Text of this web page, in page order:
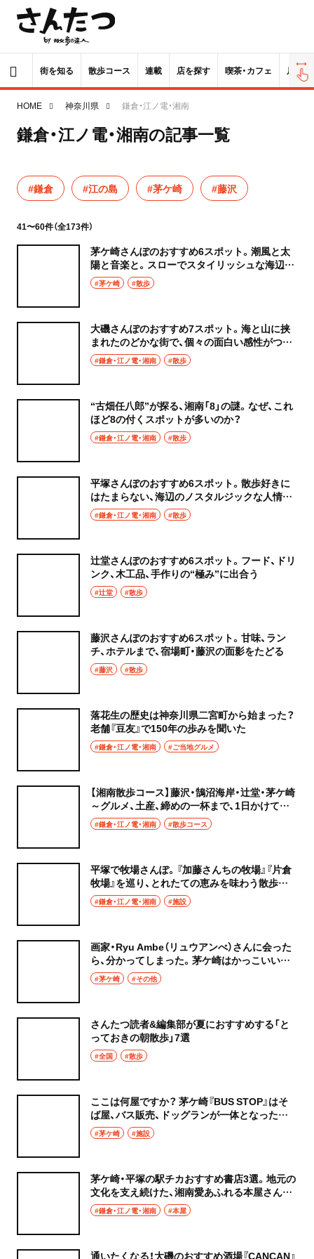
街を知る 散歩コース 連載 店を探す 喫茶・カフェ 居酒屋
HOME 神奈川県 鎌倉・江ノ電・湘南
鎌倉・江ノ電・湘南の記事一覧
#鎌倉 #江の島 #茅ケ崎 #藤沢
41〜60件（全173件）
茅ケ崎さんぽのおすすめ6スポット。潮風と太
陽と音楽と。スローでスタイリッシュな海辺の
街へ
#茅ケ崎 #散歩
大磯さんぽのおすすめ7スポット。海と山に挟
まれたのどかな街で、個々の面白い感性がつな
ぐ輪
#鎌倉・江ノ電・湘南 #散歩
“古畑任八郎”が探る、湘南「8」の謎。なぜ、これ
ほど8の付くスポットが多いのか？
#鎌倉・江ノ電・湘南 #散歩
平塚さんぽのおすすめ6スポット。散歩好きに
はたまらない、海辺のノスタルジックな人情タ
ウンへ
#鎌倉・江ノ電・湘南 #散歩
辻堂さんぽのおすすめ6スポット。フード、ドリ
ンク、木工品、手作りの“極み”に出合う
#辻堂 #散歩
藤沢さんぽのおすすめ6スポット。甘味、ラン
チ、ホテルまで、宿場町・藤沢の面影をたどる
#藤沢 #散歩
落花生の歴史は神奈川県二宮町から始まった？
老舗『豆友』で150年の歩みを聞いた
#鎌倉・江ノ電・湘南 #ご当地グルメ
【湘南散歩コース】藤沢・鵠沼海岸・辻堂・茅ケ崎
～グルメ、土産、締めの一杯まで、1日かけて海
辺を満喫～
#鎌倉・江ノ電・湘南 #散歩コース
平塚で牧場さんぽ。『加藤さんちの牧場』『片倉
牧場』を巡り、とれたての恵みを味わう散歩コ
ース！
#鎌倉・江ノ電・湘南 #施設
画家・Ryu Ambe（リュウアンべ）さんに会った
ら、分かってしまった。茅ケ崎はかっこいいロ
ーカル!?
#茅ケ崎 #その他
さんたつ読者&編集部が夏におすすめする「と
っておきの朝散歩」7選
#全国 #散歩
ここは何屋ですか？ 茅ケ崎『BUS STOP』はそ
ば屋、バス販売、ドッグランが一体となった複
合施設
#茅ケ崎 #施設
茅ケ崎・平塚の駅チカおすすめ書店3選。地元の
文化を支え続けた、湘南愛あふれる本屋さんを
めぐろう！
#鎌倉・江ノ電・湘南 #本屋
通いたくなる！大磯のおすすめ酒場『CANCAN』